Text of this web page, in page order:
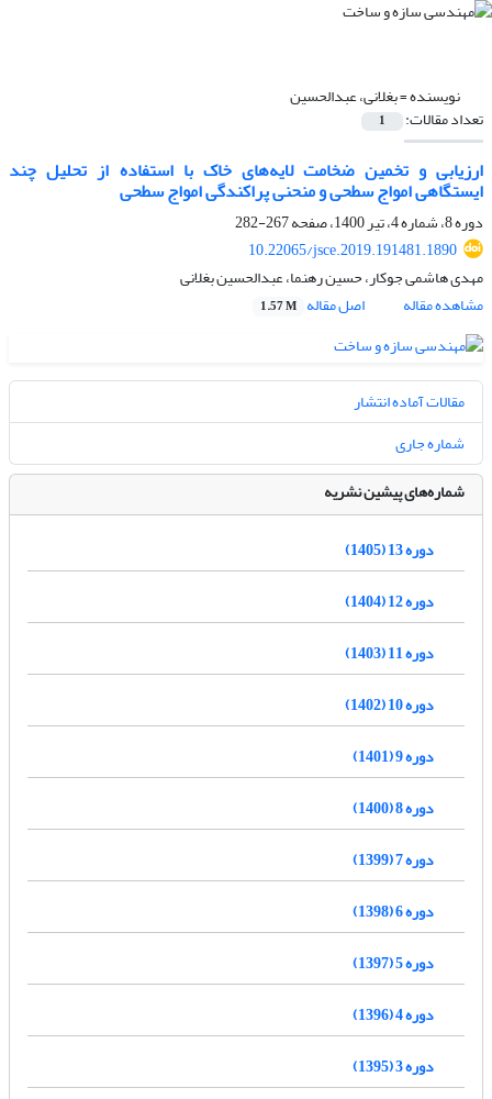
نویسنده =بغلانی، عبدالحسین
تعداد مقالات: 1
ارزیابی و تخمین ضخامت لایه‌های خاک با استفاده از تحلیل چند
ایستگاهی امواج سطحی و منحنی پراکندگی امواج سطحی
دوره 8، شماره 4، تیر 1400، صفحه
267-282
10.22065/jsce.2019.191481.1890
مهدی هاشمی جوکار، حسین رهنما، عبدالحسین بغلانی
مشاهده مقاله
اصل مقاله 1.57 M
مقالات آماده انتشار
شماره جاری
شماره‌های پیشین نشریه
دوره 13 (1405)
دوره 12 (1404)
دوره 11 (1403)
دوره 10 (1402)
دوره 9 (1401)
دوره 8 (1400)
دوره 7 (1399)
دوره 6 (1398)
دوره 5 (1397)
دوره 4 (1396)
دوره 3 (1395)